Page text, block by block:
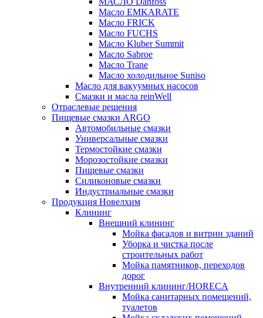
Масло EMKARATE
Масло FRICK
Масло FUCHS
Масло Kluber Summit
Масло Sabroe
Масло Trane
Масло холодильное Suniso
Масло для вакуумных насосов
Смазки и масла reinWell
Отраслевые решения
Пищевые смазки ARGO
Автомобильные смазки
Универсальные смазки
Термостойкие смазки
Морозостойкие смазки
Пищевые смазки
Силиконовые смазки
Индустриальные смазки
Продукция Новелхим
Клининг
Внешний клининг
Мойка фасадов и витрин зданий
Уборка и чистка после
строительных работ
Мойка памятников, переходов
дорог
Внутренний клининг/HORECA
Мойка санитарных помещений,
туалетов